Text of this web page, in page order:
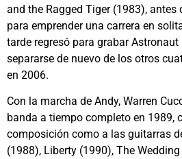
and the Ragged Tiger (1983), antes
para emprender una carrera en
tarde regresó para grabar
separarse de nuevo de los otros
en 2006.
Con la marcha de Andy, Warren
banda a tiempo completo en 1989,
composición como a las guitarras
(1988), Liberty (1990), The